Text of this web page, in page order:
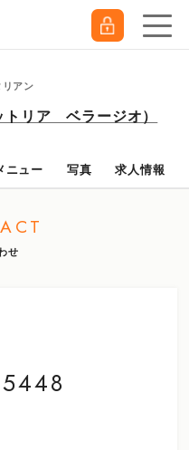
アン
リア ベラージオ）
ニュー 写真 求人情報
せ